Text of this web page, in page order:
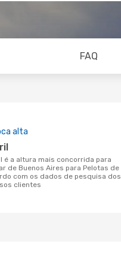
FAQ
alta
de Buenos Aires para Pelotas de
com os dados de pesquisa dos
clientes